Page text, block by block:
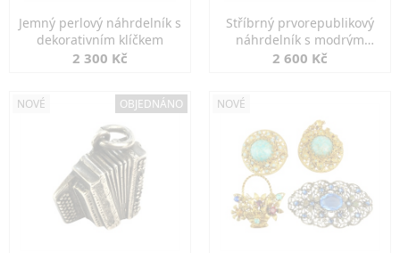
Jemný perlový náhrdelník s
dekorativním klíčkem
2 300 Kč
Stříbrný prvorepublikový
náhrdelník s modrým
spinelem
2 600 Kč
NOVÉ OBJEDNÁNO NOVÉ